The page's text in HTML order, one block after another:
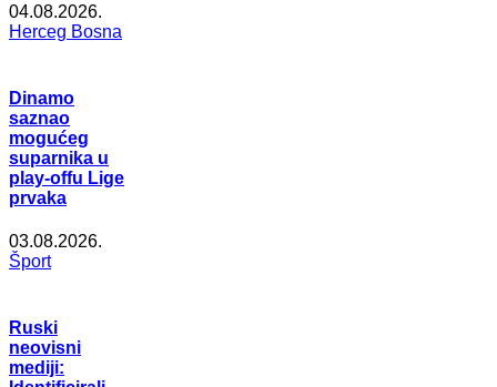
04.08.2026.
Herceg Bosna
Dinamo
saznao
mogućeg
suparnika u
play-offu Lige
prvaka
03.08.2026.
Šport
Ruski
neovisni
mediji: